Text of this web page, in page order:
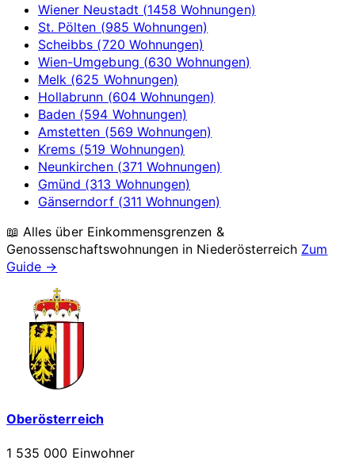
Wiener Neustadt (1458 Wohnungen)
St. Pölten (985 Wohnungen)
Scheibbs (720 Wohnungen)
Wien-Umgebung (630 Wohnungen)
Melk (625 Wohnungen)
Hollabrunn (604 Wohnungen)
Baden (594 Wohnungen)
Amstetten (569 Wohnungen)
Krems (519 Wohnungen)
Neunkirchen (371 Wohnungen)
Gmünd (313 Wohnungen)
Gänserndorf (311 Wohnungen)
📖 Alles über Einkommensgrenzen &
Genossenschaftswohnungen in Niederösterreich Zum
Guide →
Oberösterreich
1 535 000 Einwohner